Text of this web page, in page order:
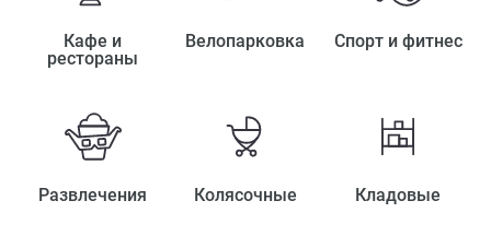
Кафе и
рестораны
Велопарковка Спорт и фитнес
Развлечения Колясочные Кладовые